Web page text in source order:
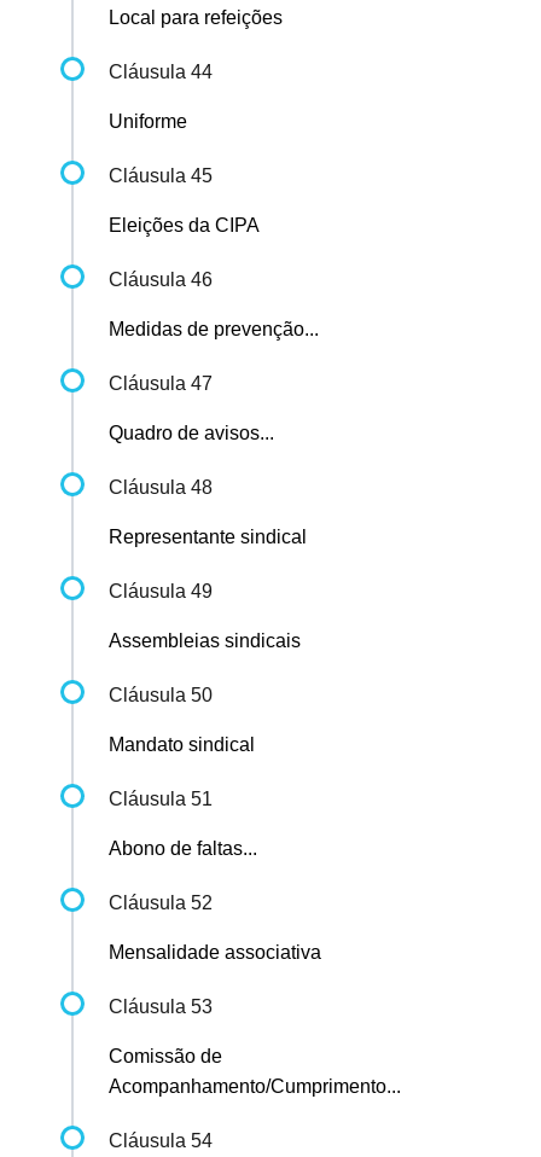
Local para refeições
Cláusula 44
Uniforme
Cláusula 45
Eleições da CIPA
Cláusula 46
Medidas de prevenção...
Cláusula 47
Quadro de avisos...
Cláusula 48
Representante sindical
Cláusula 49
Assembleias sindicais
Cláusula 50
Mandato sindical
Cláusula 51
Abono de faltas...
Cláusula 52
Mensalidade associativa
Cláusula 53
Comissão de
Acompanhamento/Cumprimento...
Cláusula 54